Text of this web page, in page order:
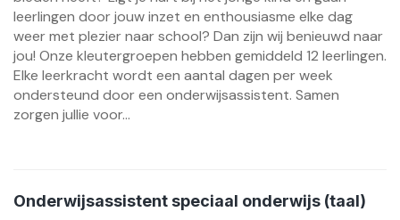
leerlingen door jouw inzet en enthousiasme elke dag
weer met plezier naar school? Dan zijn wij benieuwd naar
jou! Onze kleutergroepen hebben gemiddeld 12 leerlingen.
Elke leerkracht wordt een aantal dagen per week
ondersteund door een onderwijsassistent. Samen
zorgen jullie voor...
Onderwijsassistent speciaal onderwijs (taal)